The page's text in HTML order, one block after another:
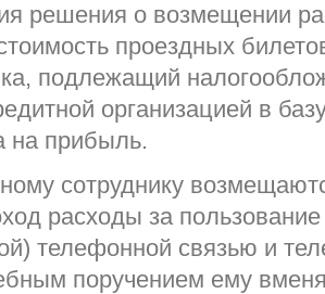
решения о возмещении
проездных
подлежащий
организацией в
на прибыль.
сотруднику
расходы за
телефонной связью и
поручением ему